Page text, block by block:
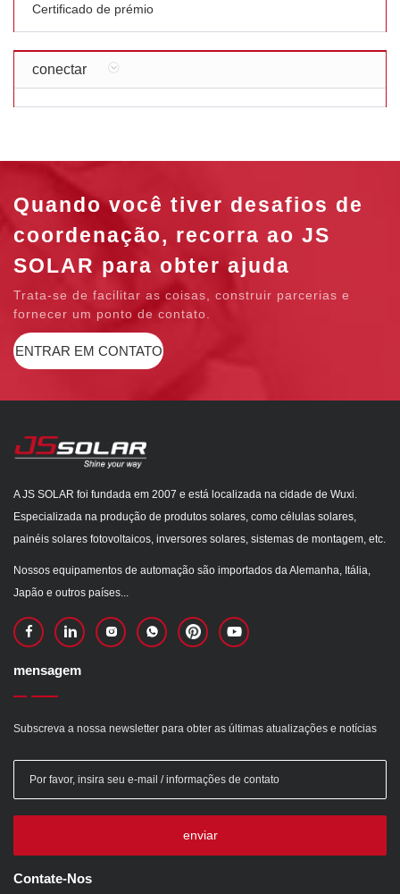
Certificado de prémio
conectar
Quando você tiver desafios de
coordenação, recorra ao JS
SOLAR para obter ajuda
Trata-se de facilitar as coisas, construir parcerias e
fornecer um ponto de contato.
ENTRAR EM CONTATO
A JS SOLAR foi fundada em 2007 e está localizada na cidade de Wuxi.
Especializada na produção de produtos solares, como células solares,
painéis solares fotovoltaicos, inversores solares, sistemas de montagem, etc.
Nossos equipamentos de automação são importados da Alemanha, Itália,
Japão e outros países...
mensagem
Subscreva a nossa newsletter para obter as últimas atualizações e notícias
enviar
Contate-Nos